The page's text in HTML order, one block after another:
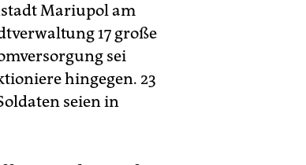
Mariupol am
17 große
sei
hingegen. 23
seien in